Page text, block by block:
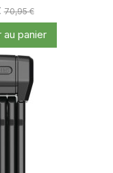
70,95 €
au panier